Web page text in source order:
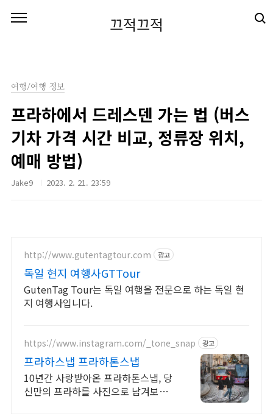
끄적끄적
여행/여행 정보
프라하에서 드레스덴 가는 법 (버스
기차 가격 시간 비교, 정류장 위치,
예매 방법)
Jake9 2023. 2. 21. 23:59
http://www.gutentagtour.com 광고
독일 현지 여행사GTTour
GutenTag Tour는 독일 여행을 전문으로 하는 독일 현
지 여행사입니다.
https://www.instagram.com/_tone_snap 광고
프라하스냅 프라하톤스냅
10년간 사랑받아온 프라하톤스냅, 당
신만의 프라하를 사진으로 남겨보세